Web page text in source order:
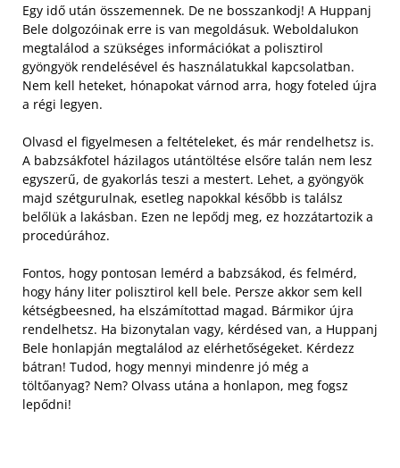
Egy idő után összemennek. De ne bosszankodj! A Huppanj
Bele dolgozóinak erre is van megoldásuk. Weboldalukon
megtalálod a szükséges információkat a polisztirol
gyöngyök rendelésével és használatukkal kapcsolatban.
Nem kell heteket, hónapokat várnod arra, hogy foteled újra
a régi legyen.
Olvasd el figyelmesen a feltételeket, és már rendelhetsz is.
A babzsákfotel házilagos utántöltése elsőre talán nem lesz
egyszerű, de gyakorlás teszi a mestert. Lehet, a gyöngyök
majd szétgurulnak, esetleg napokkal később is találsz
belőlük a lakásban. Ezen ne lepődj meg, ez hozzátartozik a
procedúrához.
Fontos, hogy pontosan lemérd a babzsákod, és felmérd,
hogy hány liter polisztirol kell bele. Persze akkor sem kell
kétségbeesned, ha elszámítottad magad. Bármikor újra
rendelhetsz. Ha bizonytalan vagy, kérdésed van, a Huppanj
Bele honlapján megtalálod az elérhetőségeket. Kérdezz
bátran! Tudod, hogy mennyi mindenre jó még a
töltőanyag? Nem? Olvass utána a honlapon, meg fogsz
lepődni!